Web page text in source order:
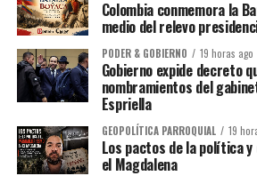
Colombia conmemora la
medio del relevo
PODER & GOBIERNO 19 horas ago
Gobierno expide decreto
nombramientos del
Espriella
GEOPOLÍTICA PARROQUIAL 19
Los pactos de la política
el Magdalena